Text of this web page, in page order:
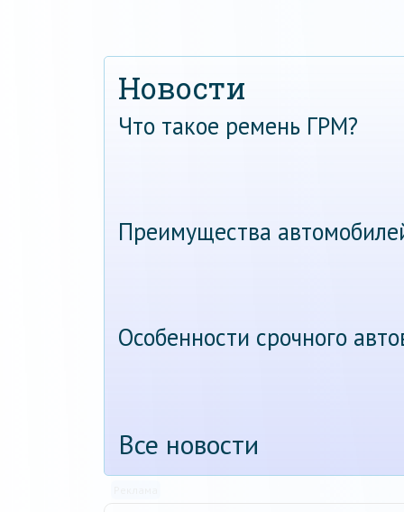
Новости
Что такое ремень ГРМ?
Преимущества
Особенности срочного
Все новости